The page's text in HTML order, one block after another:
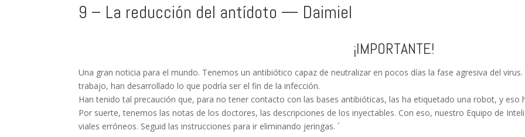
9 – La reducción del antídoto — Daimiel
¡IMPORTANTE!
Una gran noticia para el mundo. Tenemos un antibiótico capaz de neutralizar en pocos días la fase agresiva del
trabajo, han desarrollado lo que podría ser el fin de la infección.
Han tenido tal precaución que, para no tener contacto con las bases antibióticas, las ha etiquetado una robot, y
Por suerte, tenemos las notas de los doctores, las descripciones de los inyectables. Con eso, nuestro Equipo de
viales erróneos. Seguid las instrucciones para ir eliminando jeringas. ´